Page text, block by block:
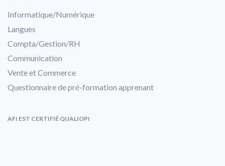
Informatique/Numérique
Langues
Compta/Gestion/RH
Communication
Vente et Commerce
Questionnaire de pré-formation apprenant
AFI EST CERTIFIÉ QUALIOPI